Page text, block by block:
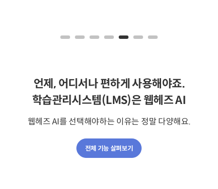
언제, 어디서나 편하게 사용해야죠.
학습관리시스템(LMS)은 웹헤즈 AI
웹헤즈 AI를 선택해야하는 이유는 정말 다양해요.
전체 기능 살펴보기